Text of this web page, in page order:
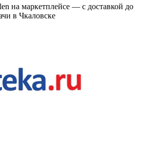
на маркетплейсе — с доставкой до
в Чкаловске